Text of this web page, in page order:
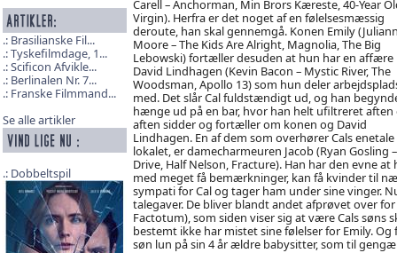
Brasilianske Fil...
Tyskefilmdage, 1...
Scificon Afvikle...
Berlinalen Nr. 7...
Franske Filmmand...
Se alle artikler
Dobbeltspil
Carell – Anchorman, Min Brors Kæreste, 40-Year
Virgin). Herfra er det noget af en følelsesmæssig
deroute, han skal gennemgå. Konen Emily
Moore – The Kids Are Alright, Magnolia, The Big
Lebowski) fortæller desuden at hun har en affære
David Lindhagen (Kevin Bacon – Mystic River, The
Woodsman, Apollo 13) som hun deler
med. Det slår Cal fuldstændigt ud, og han
hænge ud på en bar, hvor han helt ufiltreret aften
aften sidder og fortæller om konen og David
Lindhagen. En af dem som overhører Cals enetale
lokalet, er damecharmeuren Jacob (Ryan Gosling –
Drive, Half Nelson, Fracture). Han har den evne at
med meget få bemærkninger, kan få kvinder til
sympati for Cal og tager ham under sine vinger.
talegaver. De bliver blandt andet afprøvet over for
Factotum), som siden viser sig at være Cals søns
bestemt ikke har mistet sine følelser for Emily.
søn lun på sin 4 år ældre babysitter, som til